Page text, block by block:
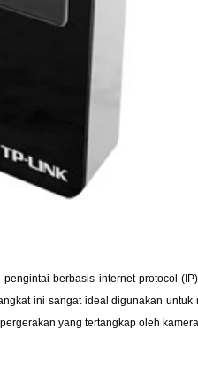
pengintai berbasis internet protocol
ini sangat ideal digunakan
yang tertangkap oleh